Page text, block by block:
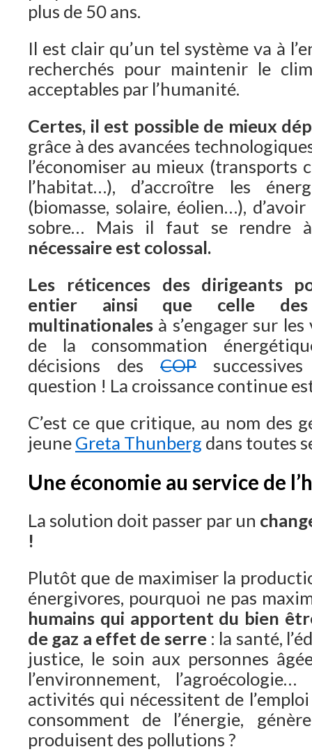
plus de 50 ans.
Il est clair qu’un tel système va à
recherchés pour maintenir le
acceptables par l’humanité.
Certes, il est possible de mieux
grâce à des avancées
l’économiser au mieux (transports
l’habitat…), d’accroître les
(biomasse, solaire, éolien…),
sobre… Mais il faut se rendre à
nécessaire est colossal.
Les réticences des dirigeants
entier
ainsi que celle
multinationales à s’engager sur
de la consommation
décisions des COP
question ! La croissance continue
C’est ce que critique, au nom des
jeune Greta Thunberg dans toutes
Une économie au service de
La solution doit passer par un
!
Plutôt que de maximiser la
énergivores, pourquoi ne pas
humains qui apportent du bien
de gaz a effet de serre: la santé,
justice, le soin aux personnes
l’environnement,
activités qui nécessitent de
consomment de l’énergie,
produisent des pollutions ?